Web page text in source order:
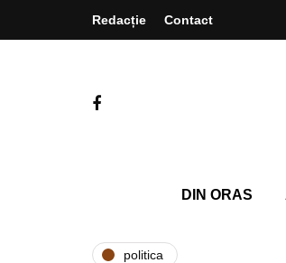
Redacție Contact
DIN ORAS
politica